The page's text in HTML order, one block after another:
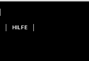
HILFE